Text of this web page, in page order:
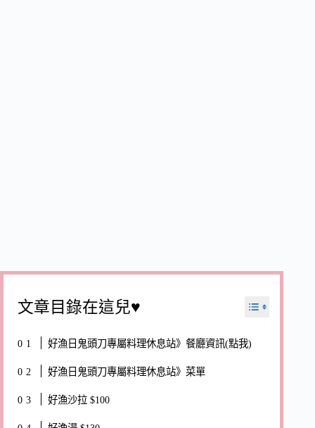
文章目錄在這兒♥
好漁日鬼頭刀專屬料理休息站》餐廳資訊(點我)
好漁日鬼頭刀專屬料理休息站》菜單
好漁沙拉 $100